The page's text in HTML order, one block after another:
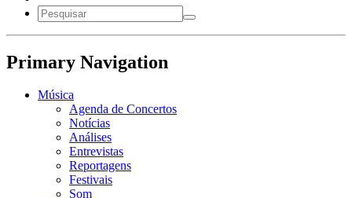
Primary Navigation
Música
Agenda de Concertos
Notícias
Análises
Entrevistas
Reportagens
Festivais
Som